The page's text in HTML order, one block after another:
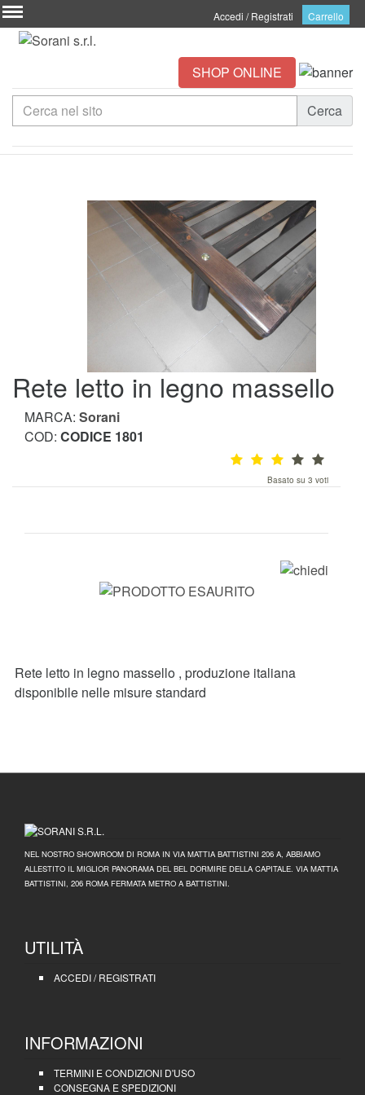
Accedi / Registrati Carrello
SHOP ONLINE
Cerca
Rete letto in legno massello
MARCA: Sorani
COD: CODICE 1801
Basato su 3 voti
Rete letto in legno massello , produzione italiana
disponibile nelle misure standard
NEL NOSTRO SHOWROOM DI ROMA IN VIA MATTIA BATTISTINI 206 A, ABBIAMO
ALLESTITO IL MIGLIOR PANORAMA DEL BEL DORMIRE DELLA CAPITALE. VIA MATTIA
BATTISTINI, 206 ROMA FERMATA METRO A BATTISTINI.
UTILITÀ
ACCEDI / REGISTRATI
INFORMAZIONI
TERMINI E CONDIZIONI D'USO
CONSEGNA E SPEDIZIONI